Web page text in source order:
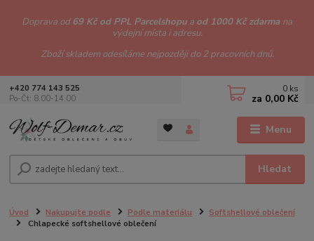
Doprava od69 Kč od PPL Parcelshopu a od 1000 Kč zdarma na
výdejní místa i adresu.
Zboží skladem odesíláme nejpozději do 2 pracovních dnů.
Menu
Hledat
+420 774 143 525
Po-Čt: 8.00-14.00
0 ks
za 0,00 Kč
Úvod Nakupujte podle Podle materiálu
Softshellové oblečení
Chlapecké softshellové oblečení